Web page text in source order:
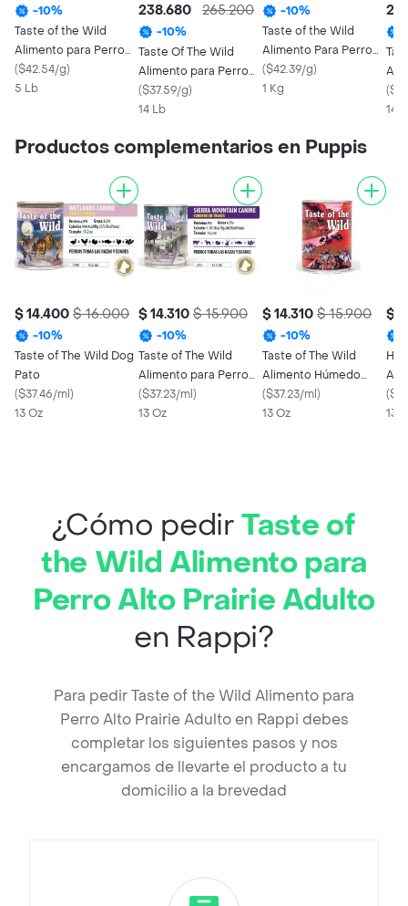
-10%
Taste of the Wild
Alimento para Perro
Adulto High Prairie
($42.54/g)
5 Lb
238.680
265.200
-10%
Taste Of The Wild
Alimento para Perro
High Prairie
($37.59/g)
14 Lb
-10%
Taste of the Wild
Alimento Para Perro
Adulto Pacific Stream
($42.39/g)
1 Kg
(
14
Productos complementarios en Puppis
$ 14.400 $ 16.000
-10%
Taste of The Wild Dog
Pato
($37.46/ml)
13 Oz
$ 14.310 $ 15.900
-10%
Taste of The Wild
Alimento para Perro
Sabor Cordero
($37.23/ml)
13 Oz
$ 14.310 $ 15.900
-10%
Taste of The Wild
Alimento Húmedo
Southwest Canyon
Jabali Lata
($37.23/ml)
13 Oz
$
(
13
¿Cómo pedirTaste of
the Wild Alimento para
Perro Alto Prairie Adulto
en Rappi?
Para pedir Taste of the Wild Alimento para
Perro Alto Prairie Adulto en Rappi debes
completar los siguientes pasos y nos
encargamos de llevarte el producto a tu
domicilio a la brevedad